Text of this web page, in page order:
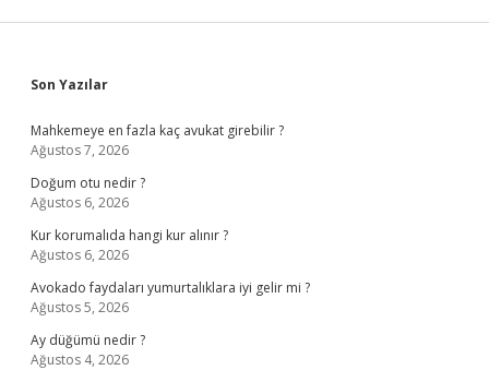
Sidebar
Son Yazılar
Mahkemeye en fazla kaç avukat girebilir ?
Ağustos 7, 2026
Doğum otu nedir ?
Ağustos 6, 2026
Kur korumalıda hangi kur alınır ?
Ağustos 6, 2026
Avokado faydaları yumurtalıklara iyi gelir mi ?
Ağustos 5, 2026
Ay düğümü nedir ?
Ağustos 4, 2026